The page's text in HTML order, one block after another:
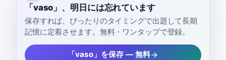
「vaso」、明日には忘れています
保存すれば、ぴったりのタイミングで出題して長期
記憶に定着させます。無料・ワンタップで登録。
「vaso」を保存 — 無料